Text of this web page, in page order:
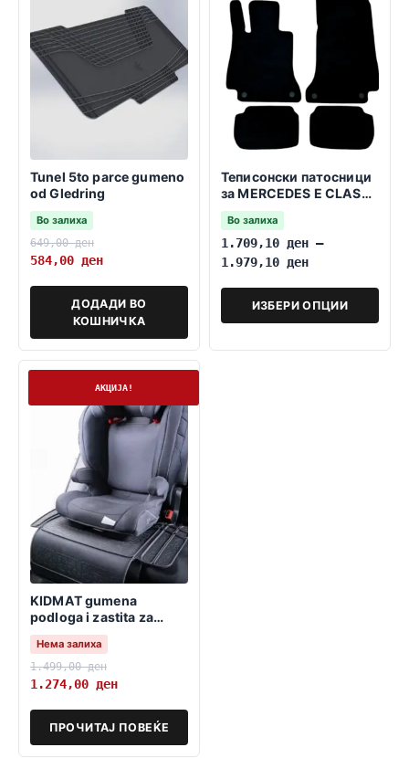
Tunel 5to parce gumeno
od Gledring
Во залиха
649,00ден
584,00 ден
ДОДАДИ ВО
КОШНИЧКА
Теписонски патосници
за MERCEDES E CLASS
CABRIO A238 01.2017
Во залиха
1.709,10 ден –
1.979,10 ден
ИЗБЕРИ ОПЦИИ
Нема залихаАКЦИЈА!
KIDMAT gumena
podloga i zastita za
detsko sediste
Нема залиха
1.499,00ден
1.274,00 ден
ПРОЧИТАЈ ПОВЕЌЕ